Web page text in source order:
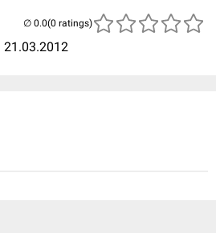
21.03.2012
(0 ratings)